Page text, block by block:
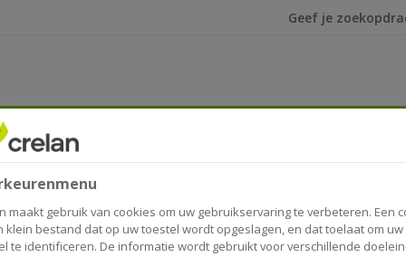
Ik ben op zoek
voor coöperatieve aandeelhouders
2019 – bericht voor
maakt gebruik van cookies om uw gebruikservaring te verbeteren. Een
klein bestand dat op uw toestel wordt opgeslagen, en dat toelaat om uw
te identificeren. De informatie wordt gebruikt voor verschillende